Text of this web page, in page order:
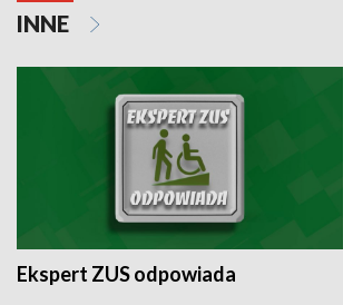
INNE
Ekspert ZUS odpowiada